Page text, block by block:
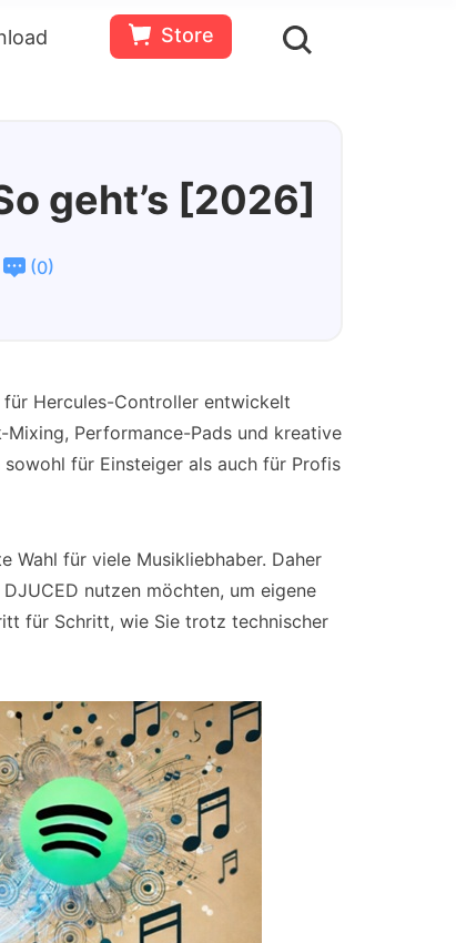
Store
Bewertungen(0) Ressourcen
geht’s [2026]
(0)
für Hercules-Controller entwickelt
Performance-Pads und kreative
für Einsteiger als auch für Profis
Wahl für viele Musikliebhaber. Daher
nutzen möchten, um eigene
für Schritt, wie Sie trotz technischer